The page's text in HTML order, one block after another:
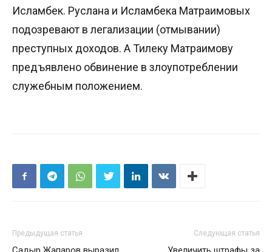
Исламбек. Руслана и Исламбека Матраимовых
подозревают в легализации (отмывании)
преступных доходов. А Тилеку Матраимову
предъявлено обвинение в злоупотреблении
служебным положением.
Предыдущая статья Следующая статья